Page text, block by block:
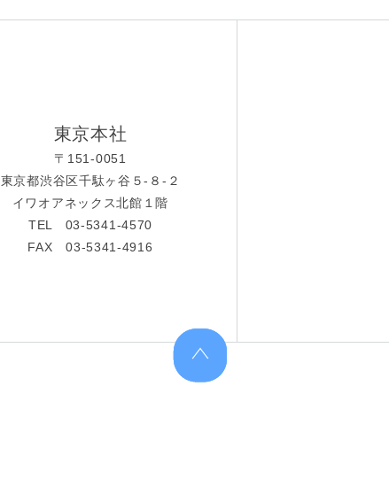
東京本社
〒151-0051
東京都渋谷区千駄ヶ谷５-８-２
イワオアネックス北館１階
TEL 03-5341-4570
FAX 03-5341-4916